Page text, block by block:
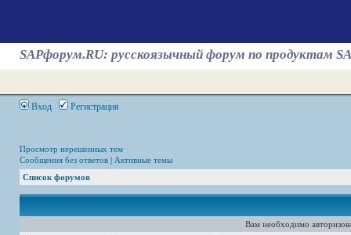
SAPфорум.RU: русскоязычный форум по продуктам
Вход Регистрация
Просмотр нерешенных тем
Сообщения без ответов | Активные темы
Список форумов
Вам необходимо